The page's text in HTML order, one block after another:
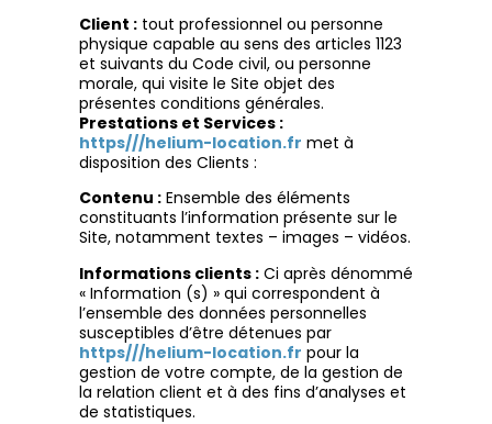
Client : tout professionnel ou personne
physique capable au sens des articles 1123
et suivants du Code civil, ou personne
morale, qui visite le Site objet des
présentes conditions générales.
Prestations et Services :
https///helium-location.fr met à
disposition des Clients :
Contenu : Ensemble des éléments
constituants l’information présente sur le
Site, notamment textes – images – vidéos.
Informations clients : Ci après dénommé
« Information (s) » qui correspondent à
l’ensemble des données personnelles
susceptibles d’être détenues par
https///helium-location.fr pour la
gestion de votre compte, de la gestion de
la relation client et à des fins d’analyses et
de statistiques.